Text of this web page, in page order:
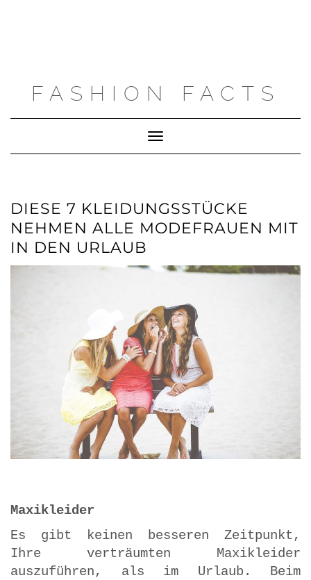
FASHION FACTS
Toggle
Navigation
DIESE 7 KLEIDUNGSSTÜCKE
NEHMEN ALLE MODEFRAUEN MIT
IN DEN URLAUB
Maxikleider
Es gibt keinen besseren Zeitpunkt,
Ihre verträumten Maxikleider
auszuführen, als im Urlaub. Beim